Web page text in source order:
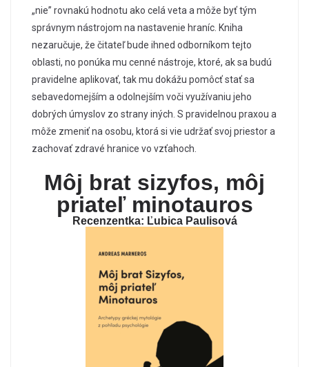
„nie” rovnakú hodnotu ako celá veta a môže byť tým
správnym nástrojom na nastavenie hraníc. Kniha
nezaručuje, že čitateľ bude ihned odborníkom tejto
oblasti, no ponúka mu cenné nástroje, ktoré, ak sa budú
pravidelne aplikovať, tak mu dokážu pomôcť stať sa
sebavedomejším a odolnejším voči využívaniu jeho
dobrých úmyslov zo strany iných. S pravidelnou praxou a
môže zmeniť na osobu, ktorá si vie udržať svoj priestor a
zachovať zdravé hranice vo vzťahoch.
Môj brat sizyfos, môj
priateľ minotauros
Recenzentka: Ľubica Paulisová